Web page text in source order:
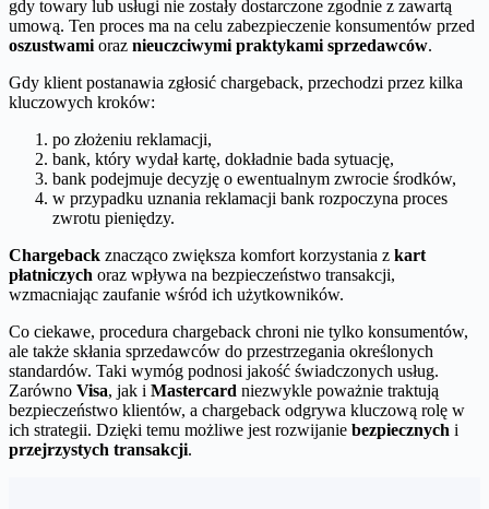
gdy towary lub usługi nie zostały dostarczone zgodnie z zawartą
umową. Ten proces ma na celu zabezpieczenie konsumentów przed
oszustwami oraz nieuczciwymi praktykami sprzedawców.
Gdy klient postanawia zgłosić chargeback, przechodzi przez kilka
kluczowych kroków:
po złożeniu reklamacji,
bank, który wydał kartę, dokładnie bada sytuację,
bank podejmuje decyzję o ewentualnym zwrocie środków,
w przypadku uznania reklamacji bank rozpoczyna proces
zwrotu pieniędzy.
Chargeback znacząco zwiększa komfort korzystania z kart
płatniczych oraz wpływa na bezpieczeństwo transakcji,
wzmacniając zaufanie wśród ich użytkowników.
Co ciekawe, procedura chargeback chroni nie tylko konsumentów,
ale także skłania sprzedawców do przestrzegania określonych
standardów. Taki wymóg podnosi jakość świadczonych usług.
Zarówno Visa, jak i Mastercard niezwykle poważnie traktują
bezpieczeństwo klientów, a chargeback odgrywa kluczową rolę w
ich strategii. Dzięki temu możliwe jest rozwijanie bezpiecznych i
przejrzystych transakcji.